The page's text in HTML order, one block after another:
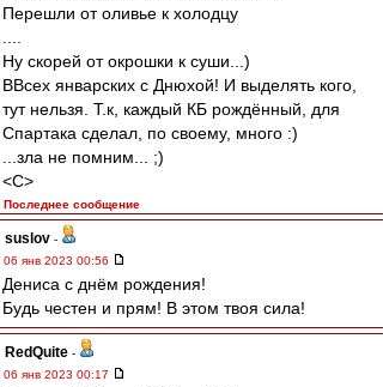
Перешли от оливье к холодцу
Ну скорей от окрошки к суши...)
ВВсех январских с Днюхой! И выделять кого,
тут нельзя. Т.к, каждый КБ рождённый, для
Спартака сделал, по своему, много :)
...зла не помним... ;)
<C>
Последнее сообщение
suslov -
06 янв 2023 00:56
Дениса с днём рождения!
Будь честен и прям! В этом твоя сила!
RedQuite -
06 янв 2023 00:17